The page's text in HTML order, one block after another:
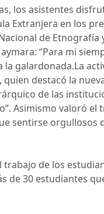
los asistentes
Extranjera en los
de
“Para mi
galardonada.La
quien destacó la
de las
Asimismo valoró
sentirse
de los
de 30 estudiantes